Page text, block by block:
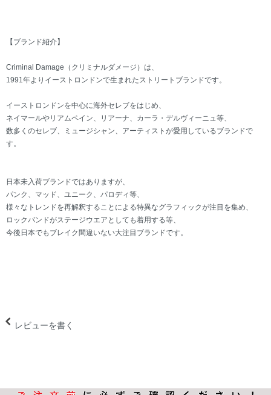
【ブランド紹介】
Criminal Damage（クリミナルダメージ）は、
1991年よりイーストロンドンで生まれたストリートブランドです。
イーストロンドンを中心に海外セレブをはじめ、
ネイマールやリアムペイン、リアーナ、カーラ・デルヴィーニュ等、
数多くのセレブ、ミュージシャン、アーティストが愛用しているブランドで
す。
日本未入荷ブランドではありますが、
パンク、マッド、ユニーク、パロディ等、
様々なトレンドを再解釈することによる特異なグラフィックが注目を集め、
ロックバンドがステージウエアとしても着用する等、
今後日本でもブレイク間違いない大注目ブランドです。
レビューを書く